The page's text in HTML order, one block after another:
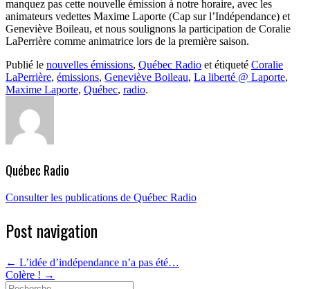
manquez pas cette nouvelle émission à notre horaire, avec les
animateurs vedettes Maxime Laporte (Cap sur l’Indépendance) et
Geneviève Boileau, et nous soulignons la participation de Coralie
LaPerrière comme animatrice lors de la première saison.
Publié le nouvelles émissions, Québec Radio et étiqueté Coralie
LaPerrière, émissions, Geneviève Boileau, La liberté @ Laporte,
Maxime Laporte, Québec, radio.
Québec Radio
Consulter les publications de Québec Radio
Post navigation
← L’idée d’indépendance n’a pas été…
Colère ! →
Search